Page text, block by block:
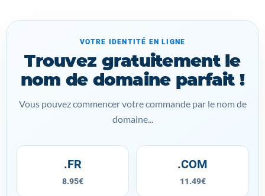
VOTRE IDENTITÉ EN LIGNE
Trouvez gratuitement le
nom de domaine parfait !
Vous pouvez commencer votre commande par le nom de
domaine...
.FR
8.95€
.COM
11.49€